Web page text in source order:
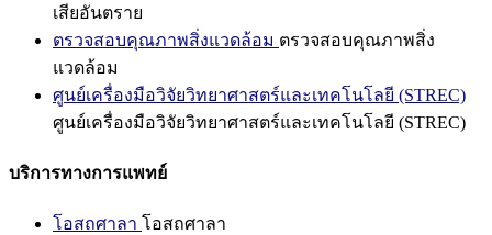
เสียอันตราย
ตรวจสอบคุณภาพสิ่งแวดล้อม ตรวจสอบคุณภาพสิ่ง
แวดล้อม
ศูนย์เครื่องมือวิจัยวิทยาศาสตร์และเทคโนโลยี (STREC)
ศูนย์เครื่องมือวิจัยวิทยาศาสตร์และเทคโนโลยี (STREC)
บริการทางการแพทย์
โอสถศาลา โอสถศาลา